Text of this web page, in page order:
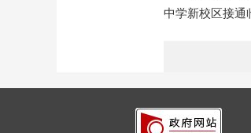
中学新校区接通